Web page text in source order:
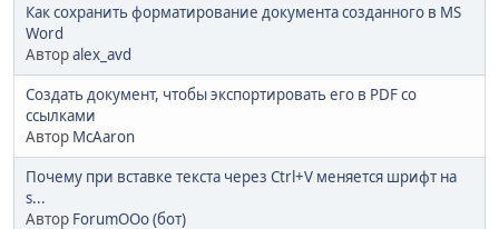
Как сохранить форматирование документа созданного в MS
Word
Авторalex_avd
Создать документ, чтобы экспортировать его в PDF со
ссылками
Автор McAaron
Почему при вставке текста через Ctrl+V меняется шрифт на
s...
Автор ForumOOo (бот)